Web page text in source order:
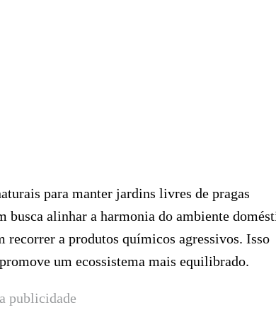
para manter jardins livres de pragas
busca alinhar a harmonia do ambiente
recorrer a produtos químicos agressivos. Isso
um ecossistema mais equilibrado.
publicidade